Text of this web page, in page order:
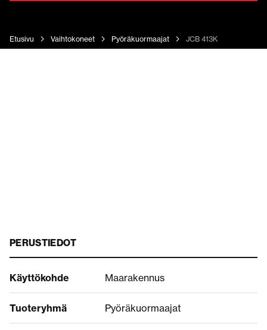
Etusivu Vaihtokoneet Pyöräkuormaajat JCB 413K
PERUSTIEDOT
Käyttökohde Maarakennus
Tuoteryhmä Pyöräkuormaajat